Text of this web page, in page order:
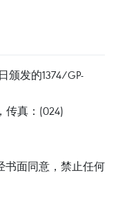
颁发的1374/GP-
传真：(024)
书面同意，禁止任何